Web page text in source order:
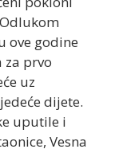
ove godine
za prvo
uz
dijete.
uputile i
Vesna